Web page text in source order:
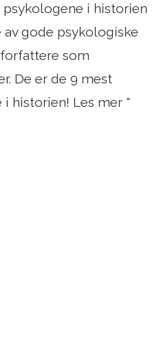
i historien
gode psykologiske
som
De er de 9 mest
historien! Les mer "